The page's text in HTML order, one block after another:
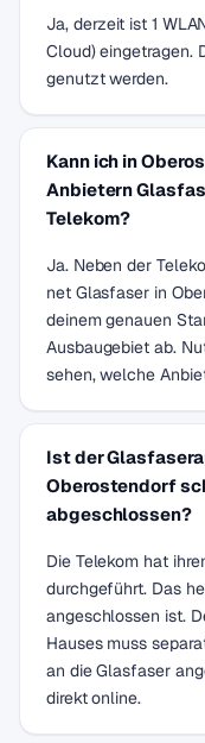
Ja, derzeit ist 1
Cloud) eingetragen.
genutzt werden.
Kann ich in
Anbietern
Telekom?
Ja. Neben der
net Glasfaser in
deinem genauen
Ausbaugebiet ab.
sehen, welche
Ist der
Oberostendorf
abgeschlossen?
Die Telekom hat
durchgeführt. Das
angeschlossen ist.
Hauses muss
an die Glasfaser
direkt online.